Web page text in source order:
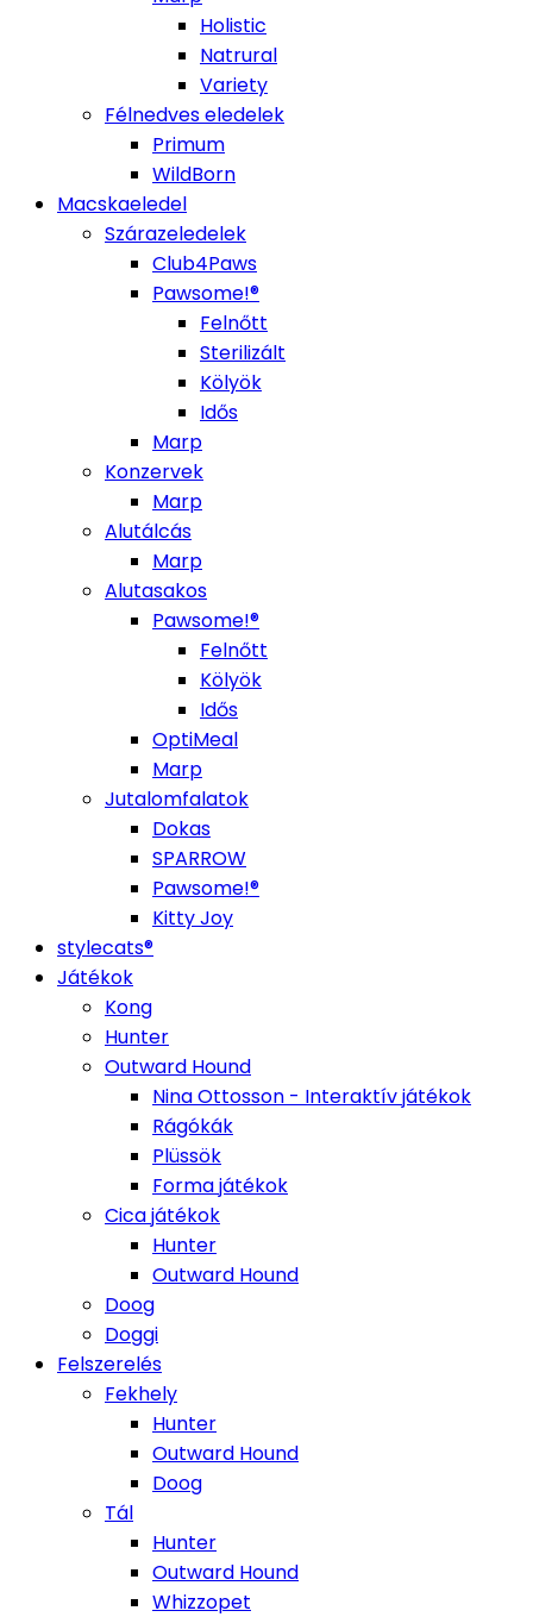
Holistic
Natrural
Variety
Félnedves eledelek
Primum
WildBorn
Macskaeledel
Szárazeledelek
Club4Paws
Pawsome!®
Felnőtt
Sterilizált
Kölyök
Idős
Marp
Konzervek
Marp
Alutálcás
Marp
Alutasakos
Pawsome!®
Felnőtt
Kölyök
Idős
OptiMeal
Marp
Jutalomfalatok
Dokas
SPARROW
Pawsome!®
Kitty Joy
stylecats®
Játékok
Kong
Hunter
Outward Hound
Nina Ottosson - Interaktív játékok
Rágókák
Plüssök
Forma játékok
Cica játékok
Hunter
Outward Hound
Doog
Doggi
Felszerelés
Fekhely
Hunter
Outward Hound
Doog
Tál
Hunter
Outward Hound
Whizzopet